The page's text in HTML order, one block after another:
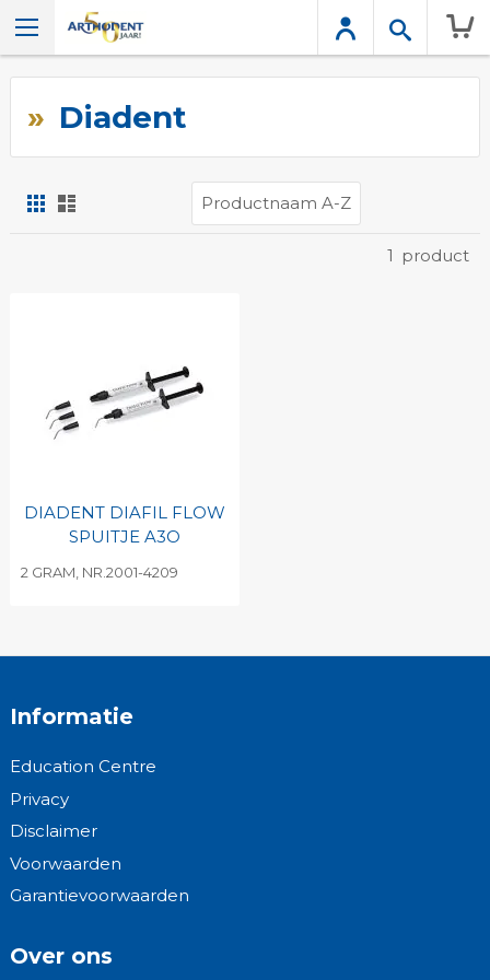
Diadent
Foto-
tabel
1 product
DIADENT DIAFIL FLOW
SPUITJE A3O
2 GRAM, NR.2001-4209
Informatie
Education Centre
Privacy
Disclaimer
Voorwaarden
Garantievoorwaarden
Over ons